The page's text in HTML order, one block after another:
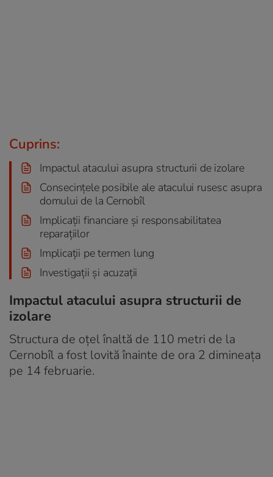
Cuprins:
Impactul atacului asupra structurii de izolare
Consecințele posibile ale atacului rusesc asupra
domului de la Cernobîl
Implicații financiare și responsabilitatea
reparațiilor
Implicații pe termen lung
Investigații și acuzații
Impactul atacului asupra structurii de
izolare
Structura de oțel înaltă de 110 metri de la
Cernobîl a fost lovită înainte de ora 2 dimineața
pe 14 februarie.